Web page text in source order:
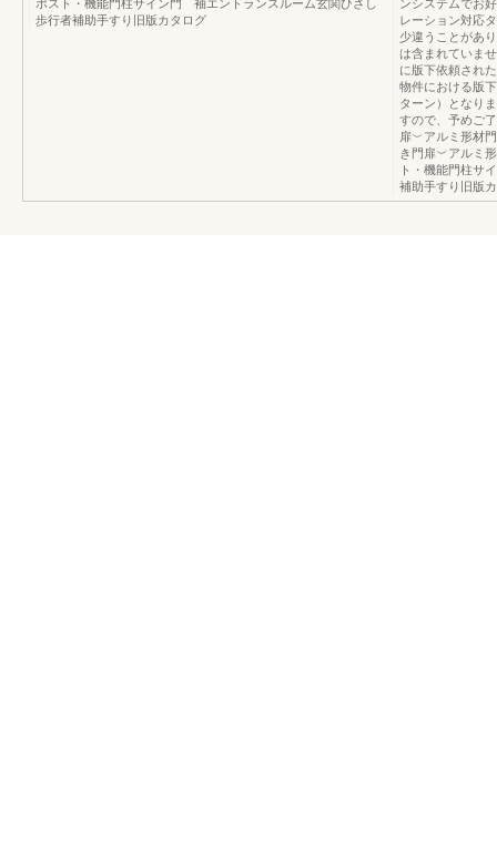
ポスト・機能門柱サイン門 袖エントランスルーム玄関ひさし
歩行者補助手すり旧版カタログ
ンシステムでお
レーション対応
少違うことがあ
は含まれていま
に版下依頼され
物件における版
ターン）となり
すので、予めご
扉︶アルミ形材
き門扉︶アルミ
ト・機能門柱サ
補助手すり旧版